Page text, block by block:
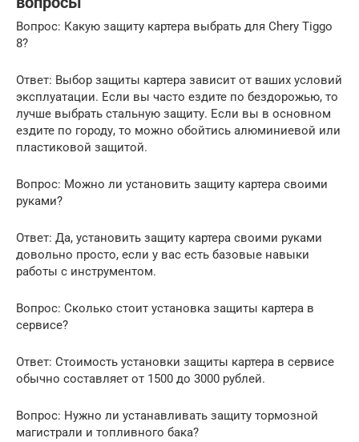
Вопрос: Какую защиту картера выбрать для Chery Tiggo
8?
Ответ: Выбор защиты картера зависит от ваших условий
эксплуатации. Если вы часто ездите по бездорожью, то
лучше выбрать стальную защиту. Если вы в основном
ездите по городу, то можно обойтись алюминиевой или
пластиковой защитой.
Вопрос: Можно ли установить защиту картера своими
руками?
Ответ: Да, установить защиту картера своими руками
довольно просто, если у вас есть базовые навыки
работы с инструментом.
Вопрос: Сколько стоит установка защиты картера в
сервисе?
Ответ: Стоимость установки защиты картера в сервисе
обычно составляет от 1500 до 3000 рублей.
Вопрос: Нужно ли устанавливать защиту тормозной
магистрали и топливного бака?